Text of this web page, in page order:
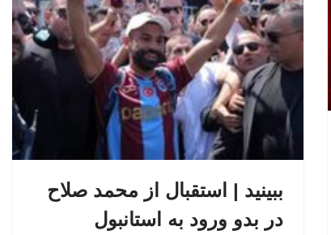
ببینید | استقبال از محمد صلاح
در بدو ورود به استانبول